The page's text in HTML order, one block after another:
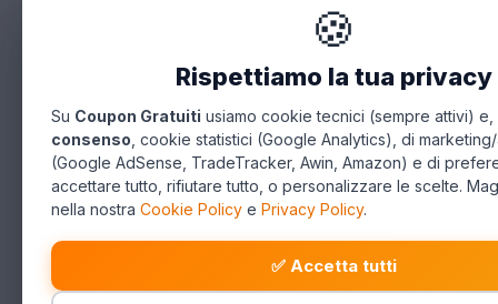
🍪
Rispettiamo la tua privacy
Su Coupon Gratuiti usiamo cookie tecnici (sempre attivi) e,
consenso , cookie statistici (Google Analytics), di
(Google AdSense, TradeTracker, Awin, Amazon) e di
accettare tutto, rifiutare tutto, o personalizzare le scelte.
nella nostra Cookie Policy e Privacy Policy.
✅ Accetta tutti